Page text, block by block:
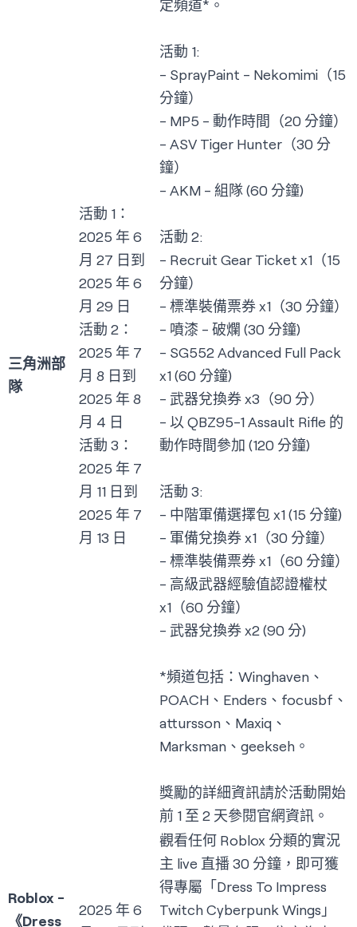
三角洲部
隊
活動 1：
2025 年 6
月 27 日到
2025 年 6
月 29 日
活動 2：
2025 年 7
月 8 日到
2025 年 8
月 4 日
活動 3：
2025 年 7
月 11 日到
2025 年 7
月 13 日
定頻道*。
活動 1:
- SprayPaint - Nekomimi（15
分鐘）
- MP5 - 動作時間（20 分鐘）
- ASV Tiger Hunter（30 分
鐘）
- AKM - 組隊 (60 分鐘)
活動 2:
- Recruit Gear Ticket x1（15
分鐘）
- 標準裝備票券 x1（30 分鐘）
- 噴漆 - 破爛 (30 分鐘)
- SG552 Advanced Full Pack
x1 (60 分鐘)
- 武器兌換券 x3（90 分）
- 以 QBZ95-1 Assault Rifle 的
動作時間參加 (120 分鐘)
活動 3:
- 中階軍備選擇包 x1 (15 分鐘)
- 軍備兌換券 x1（30 分鐘）
- 標準裝備票券 x1（60 分鐘）
- 高級武器經驗值認證權杖
x1（60 分鐘）
- 武器兌換券 x2 (90 分)
*頻道包括：Winghaven、
POACH、Enders、focusbf、
attursson、Maxiq、
Marksman、geekseh。
獎勵的詳細資訊請於活動開始
前 1 至 2 天參閱官網資訊 。
Roblox -
《Dress
2025 年 6
觀看任何 Roblox 分類的實況
主 live 直播 30 分鐘，即可獲
得專屬「Dress To Impress
Twitch Cyberpunk Wings」